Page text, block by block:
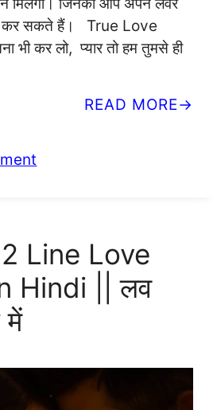
कर सकते हैं। True Love
भी कर लो, प्यार तो हम तुमसे ही
READ MORE
Line Love
Hindi || लव
में